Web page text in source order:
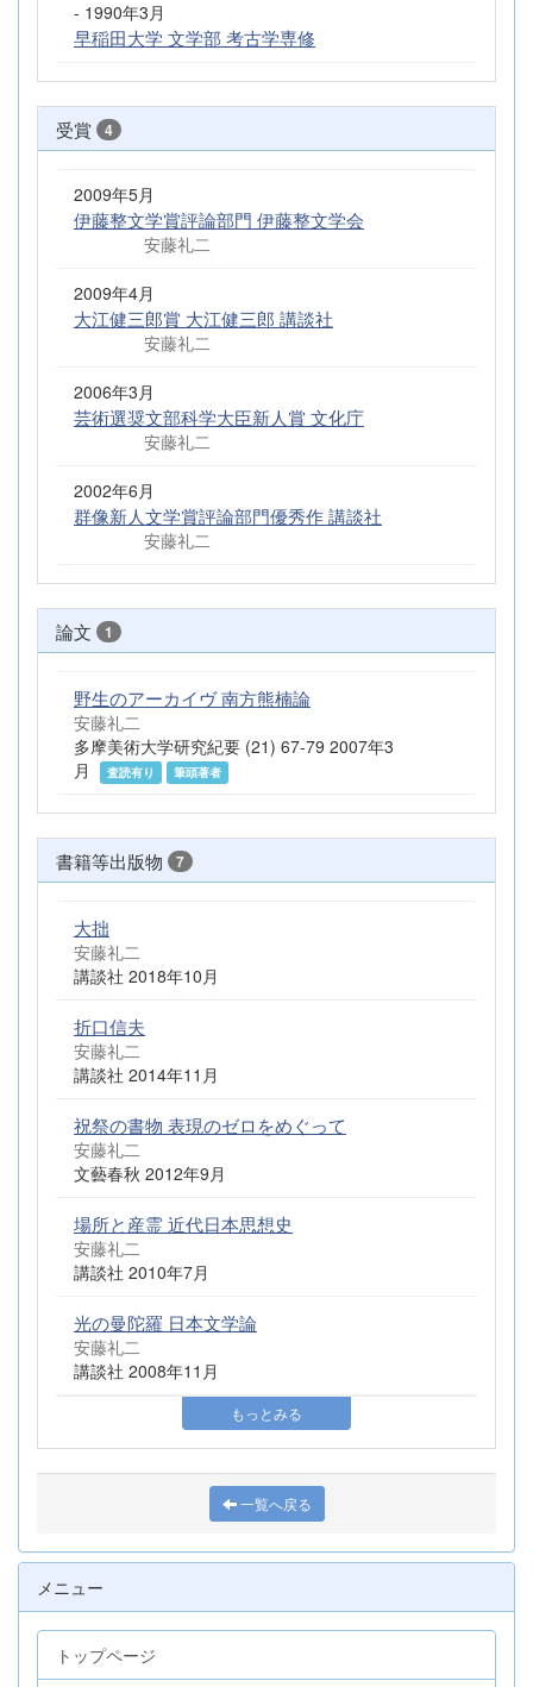
- 1990年3月
早稲田大学 文学部 考古学専修
受賞 4
2009年5月
伊藤整文学賞評論部門 伊藤整文学会
安藤礼二
2009年4月
大江健三郎賞 大江健三郎 講談社
安藤礼二
2006年3月
芸術選奨文部科学大臣新人賞 文化庁
安藤礼二
2002年6月
群像新人文学賞評論部門優秀作 講談社
安藤礼二
論文 1
野生のアーカイヴ 南方熊楠論
安藤礼二
多摩美術大学研究紀要 (21) 67-79 2007年3
月
査読有り 筆頭著者
書籍等出版物 7
大拙
安藤礼二
講談社 2018年10月
折口信夫
安藤礼二
講談社 2014年11月
祝祭の書物 表現のゼロをめぐって
安藤礼二
文藝春秋 2012年9月
場所と産霊 近代日本思想史
安藤礼二
講談社 2010年7月
光の曼陀羅 日本文学論
安藤礼二
講談社 2008年11月
もっとみる
一覧へ戻る
メニュー
トップページ